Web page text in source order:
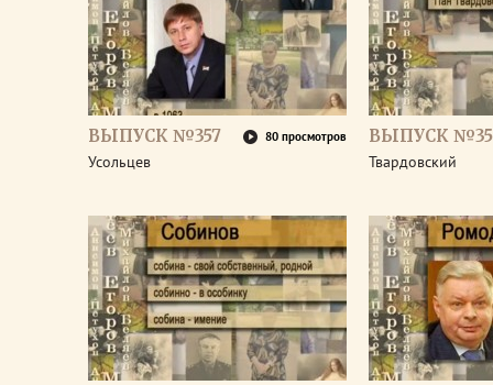
ВЫПУСК №357 80 просмотров
Усольцев
ВЫПУСК
Твардовский